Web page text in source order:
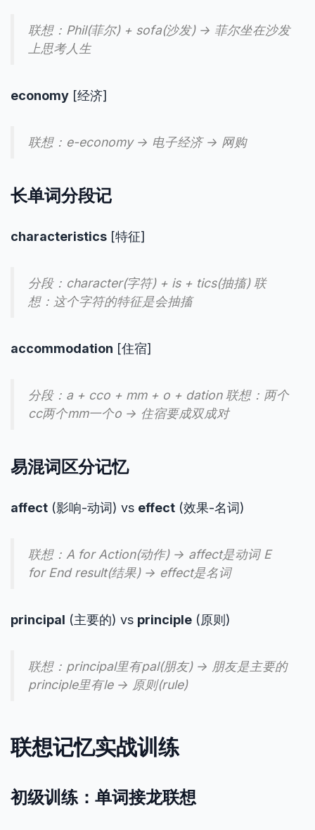
联想：Phil(菲尔) + sofa(沙发) → 菲尔坐在沙发
上思考人生
economy [经济]
联想：e-economy → 电子经济 → 网购
长单词分段记
characteristics [特征]
分段：character(字符) + is + tics(抽搐) 联
想：这个字符的特征是会抽搐
accommodation [住宿]
分段：a + cco + mm + o + dation 联想：两个
cc两个mm一个o → 住宿要成双成对
易混词区分记忆
affect (影响-动词) vs effect (效果-名词)
联想：A for Action(动作) → affect是动词 E
for End result(结果) → effect是名词
principal (主要的) vs principle (原则)
联想：principal里有pal(朋友) → 朋友是主要的
principle里有le → 原则(rule)
联想记忆实战训练
初级训练：单词接龙联想